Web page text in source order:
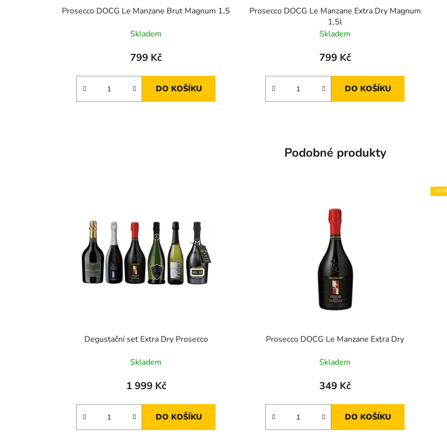
Prosecco DOCG Le Manzane Brut Magnum 1,5
Skladem
799 Kč
DO KOŠÍKU
Prosecco DOCG Le Manzane Extra Dry Magnum
1,5l
Skladem
799 Kč
DO KOŠÍKU
Podobné produkty
Degustační set Extra Dry Prosecco
Skladem
1 999 Kč
DO KOŠÍKU
Prosecco DOCG Le Manzane Extra Dry
Skladem
349 Kč
DO KOŠÍKU